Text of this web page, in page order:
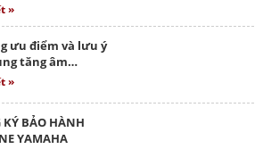
»
ưu điểm và lưu ý
tăng âm…
»
BẢO HÀNH
YAMAHA